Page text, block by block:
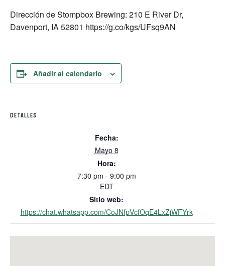
Dirección de Stompbox Brewing: 210 E River Dr,
Davenport, IA 52801 https://g.co/kgs/UFsq9AN
Añadir al calendario
DETALLES
Fecha:
Mayo 8
Hora:
7:30 pm - 9:00 pm
EDT
Sitio web:
https://chat.whatsapp.com/CoJNfpVcfOqE4LxZjWFYrk